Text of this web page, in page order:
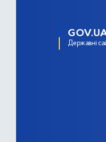
Державні